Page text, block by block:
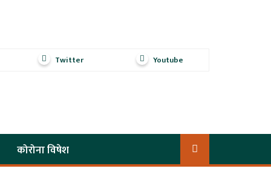
Twitter Youtube
कोरोना विषेश